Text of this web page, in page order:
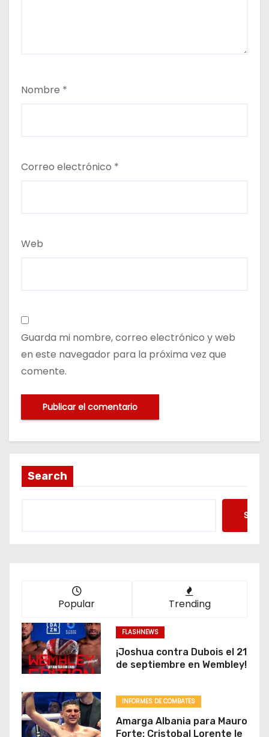
Nombre *
Correo electrónico *
Web
Guarda mi nombre, correo electrónico y web
en este navegador para la próxima vez que
comente.
Search
Popular Trending
FLASHNEWS
¡Joshua contra Dubois el 21
de septiembre en Wembley!
INFORMES DE COMBATES
Amarga Albania para Mauro
Forte: Cristobal Lorente le